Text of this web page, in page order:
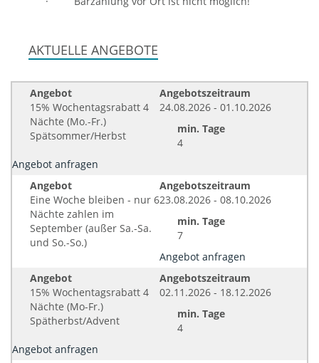
AKTUELLE ANGEBOTE
Angebot
15% Wochentagsrabatt 4
Nächte (Mo.-Fr.)
Spätsommer/Herbst
Angebotszeitraum
24.08.2026 - 01.10.2026
min. Tage
4
Angebot anfragen
Angebot
Eine Woche bleiben - nur 6
Nächte zahlen im
September (außer Sa.-Sa.
und So.-So.)
Angebotszeitraum
23.08.2026 - 08.10.2026
min. Tage
7
Angebot anfragen
Angebot
15% Wochentagsrabatt 4
Nächte (Mo-Fr.)
Spätherbst/Advent
Angebotszeitraum
02.11.2026 - 18.12.2026
min. Tage
4
Angebot anfragen